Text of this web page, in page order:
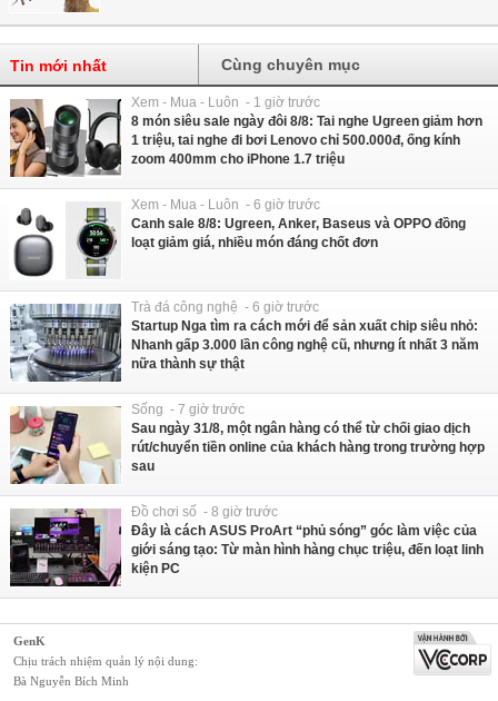
Tin mới nhất Cùng chuyên mục
Xem - Mua - Luôn - 1 giờ trước
8 món siêu sale ngày đôi 8/8: Tai nghe Ugreen giảm hơn
1 triệu, tai nghe đi bơi Lenovo chỉ 500.000đ, ống kính
zoom 400mm cho iPhone 1.7 triệu
Xem - Mua - Luôn - 6 giờ trước
Canh sale 8/8: Ugreen, Anker, Baseus và OPPO đồng
loạt giảm giá, nhiều món đáng chốt đơn
Trà đá công nghệ - 6 giờ trước
Startup Nga tìm ra cách mới để sản xuất chip siêu nhỏ:
Nhanh gấp 3.000 lần công nghệ cũ, nhưng ít nhất 3 năm
nữa thành sự thật
Sống - 7 giờ trước
Sau ngày 31/8, một ngân hàng có thể từ chối giao dịch
rút/chuyển tiền online của khách hàng trong trường hợp
sau
Đồ chơi số - 8 giờ trước
Đây là cách ASUS ProArt “phủ sóng” góc làm việc của
giới sáng tạo: Từ màn hình hàng chục triệu, đến loạt linh
kiện PC
GenK
Chịu trách nhiệm quản lý nội dung:
Bà Nguyễn Bích Minh